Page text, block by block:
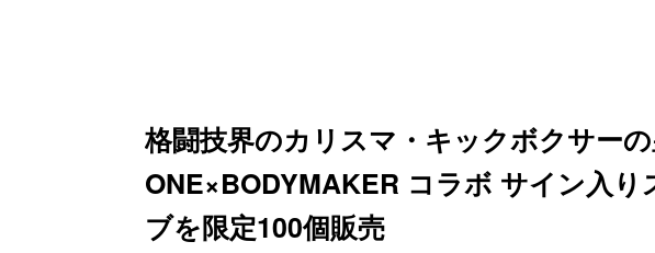
格闘技界のカリスマ・キックボクサー
ONE×BODYMAKER コラボ サイン入
ブを限定100個販売